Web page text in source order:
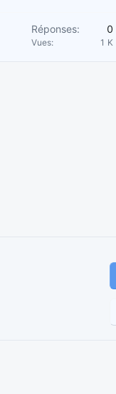
Réponses 0
Vues 1 K
règlement Politique